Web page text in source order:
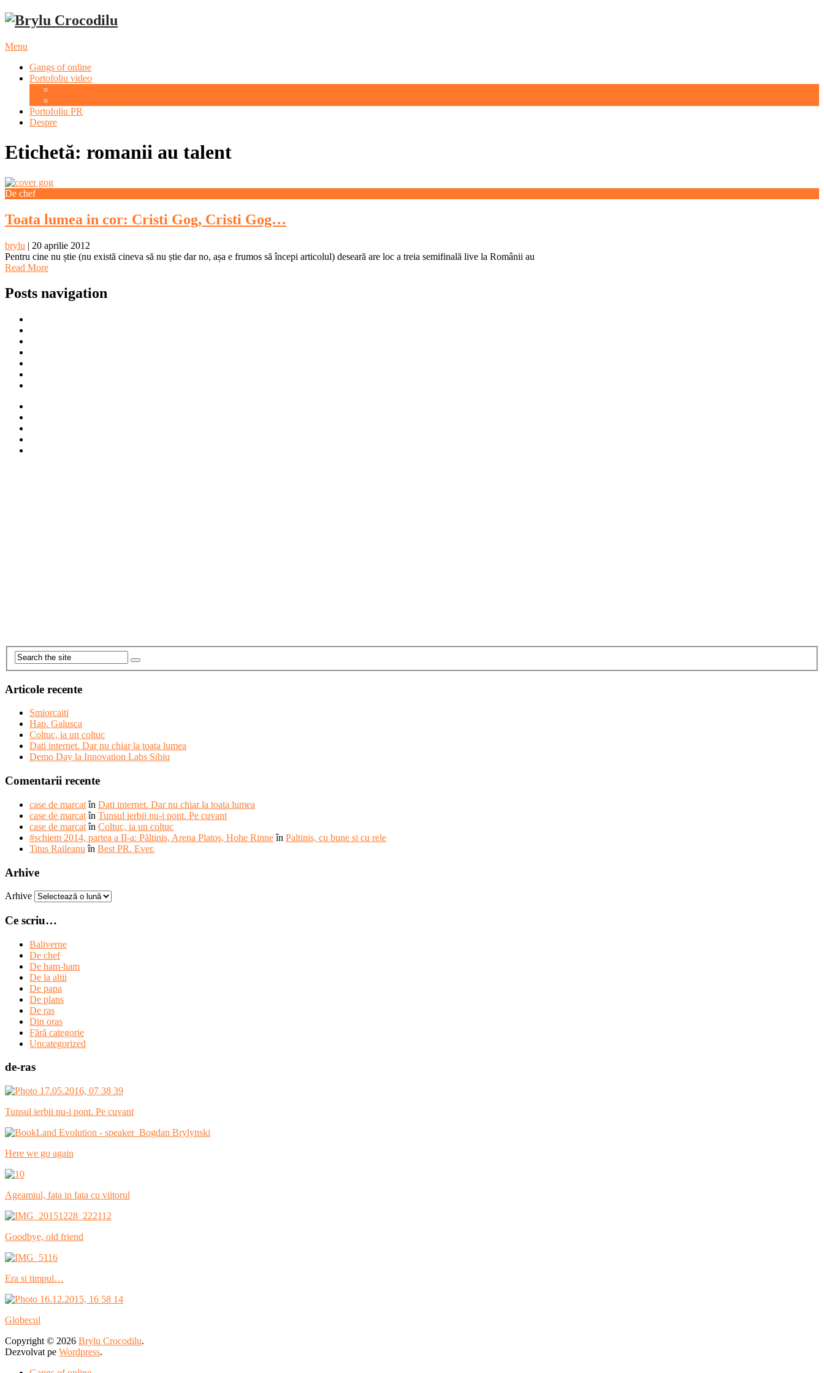
Menu
Gangs of online
Portofoliu video
Portofoliu PR
Despre
Etichetă: romanii au talent
De chef
Toata lumea in cor: Cristi Gog, Cristi Gog…
brylu | 20 aprilie 2012
Pentru cine nu știe (nu există cineva să nu știe dar no, așa e frumos să începi articolul) deseară are loc a treia semifinală live la Românii au
Read More
Posts navigation
Articole recente
Smiorcaiti
Hap. Galusca
Coltuc, ia un coltuc
Dati internet. Dar nu chiar la toata lumea
Demo Day la Innovation Labs Sibiu
Comentarii recente
case de marcatîn Dati internet. Dar nu chiar la toata lumea
case de marcatîn Tunsul ierbii nu-i pont. Pe cuvant
case de marcatîn Coltuc, ia un coltuc
#schiem 2014, partea a II-a: Păltiniş, Arena Platoş, Hohe Rinneîn Paltinis, cu bune si cu rele
Titus Raileanu în Best PR. Ever.
Arhive
Arhive
Ce scriu…
Baliverne
De chef
De ham-ham
De la altii
De papa
De plans
De ras
Din oras
Fără categorie
Uncategorized
de-ras
Tunsul ierbii nu-i pont. Pe cuvant
Here we go again
Ageamiul, fata in fata cu viitorul
Goodbye, old friend
Era si timpul…
Globecul
Copyright © 2026 Brylu Crocodilu.
Dezvolvat pe Wordpress.